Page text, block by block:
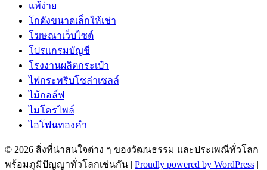
แพ้ง่าย
โกดังขนาดเล็กให้เช่า
โฆษณาเว็บไซต์
โปรแกรมบัญชี
โรงงานผลิตกระเป๋า
ไฟกระพริบโซล่าเซลล์
ไม้กอล์ฟ
ไมโครไพล์
ไอโฟนทองคำ
© 2026 สิ่งที่น่าสนใจต่าง ๆ ของวัฒนธรรม และประเพณีทั่วโลก
พร้อมภูมิปัญญาทั่วโลกเช่นกัน | Proudly powered by WordPress |